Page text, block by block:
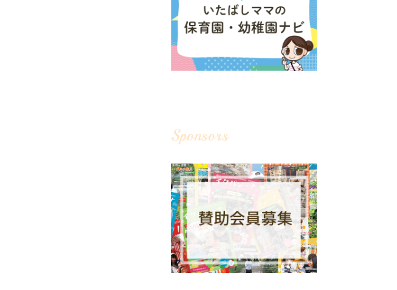
Sponsors